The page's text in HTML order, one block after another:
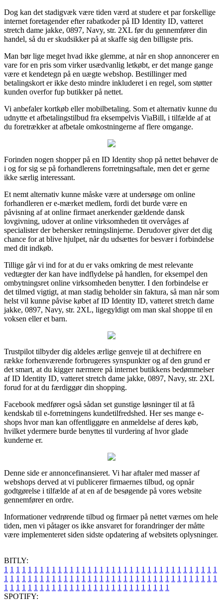
Dog kan det stadigvæk være tiden værd at studere et par forskellige
internet foretagender efter rabatkoder på ID Identity ID, vatteret
stretch dame jakke, 0897, Navy, str. 2XL før du gennemfører din
handel, så du er skudsikker på at skaffe sig den billigste pris.
Man bør lige meget hvad ikke glemme, at når en shop annoncerer en
vare for en pris som virker usædvanlig letkøbt, er det mange gange
være et kendetegn på en uægte webshop. Bestillinger med
betalingskort er ikke desto mindre inkluderet i en regel, som støtter
kunden overfor fup butikker på nettet.
Vi anbefaler kortkøb eller mobilbetaling. Som et alternativ kunne du
udnytte et afbetalingstilbud fra eksempelvis ViaBill, i tilfælde af at
du foretrækker at afbetale omkostningerne af flere omgange.
Forinden nogen shopper på en ID Identity shop på nettet behøver de
i og for sig se på forhandlerens forretningsaftale, men det er gerne
ikke særlig interessant.
Et nemt alternativ kunne måske være at undersøge om online
forhandleren er e-mærket medlem, fordi det burde være en
påvisning af at online firmaet anerkender gældende dansk
lovgivning, udover at online virksomheden tit overvåges af
specialister der behersker retningslinjerne. Derudover giver det dig
chance for at blive hjulpet, når du udsættes for besvær i forbindelse
med dit indkøb.
Tillige går vi ind for at du er vaks omkring de mest relevante
vedtægter der kan have indflydelse på handlen, for eksempel den
ombytningsret online virksomheden benytter. I den forbindelse er
det tilmed vigtigt, at man stadig beholder sin faktura, så man når som
helst vil kunne påvise købet af ID Identity ID, vatteret stretch dame
jakke, 0897, Navy, str. 2XL, ligegyldigt om man skal shoppe til en
voksen eller et barn.
Trustpilot tilbyder dig aldeles ærlige genveje til at dechifrere en
række forhenværende forbrugeres synspunkter og af den grund er
det smart, at du kigger nærmere på internet butikkens bedømmelser
af ID Identity ID, vatteret stretch dame jakke, 0897, Navy, str. 2XL
forud for at du færdiggør din shopping.
Facebook medfører også sådan set gunstige løsninger til at få
kendskab til e-forretningens kundetilfredshed. Her ses mange e-
shops hvor man kan offentliggøre en anmeldelse af deres køb,
hvilket ydermere burde benyttes til vurdering af hvor glade
kunderne er.
Denne side er annoncefinansieret. Vi har aftaler med masser af
webshops derved at vi publicerer firmaernes tilbud, og opnår
godtgørelse i tilfælde af at en af de besøgende på vores website
gennemfører en ordre.
Informationer vedrørende tilbud og firmaer på nettet værnes om hele
tiden, men vi påtager os ikke ansvaret for forandringer der måtte
være implementeret siden sidste opdatering af websitets oplysninger.
BITLY:
1 1 1 1 1 1 1 1 1 1 1 1 1 1 1 1 1 1 1 1 1 1 1 1 1 1 1 1 1 1 1 1 1 1 1 1
1 1 1 1 1 1 1 1 1 1 1 1 1 1 1 1 1 1 1 1 1 1 1 1 1 1 1 1 1 1 1 1 1 1 1 1
1 1 1 1 1 1 1 1 1 1 1 1 1 1 1 1 1 1 1 1 1 1 1 1 1 1 1 1
SPOTIFY: